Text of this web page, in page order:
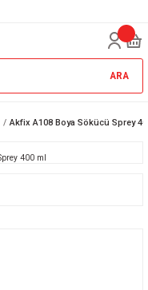
ARA
Akfix A108 Boya Sökücü Sprey